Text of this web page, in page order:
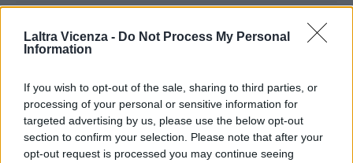
Laltra Vicenza - Do Not Process My Personal
Information
If you wish to opt-out of the sale, sharing to third parties, or
processing of your personal or sensitive information for
targeted advertising by us, please use the below opt-out
section to confirm your selection. Please note that after your
opt-out request is processed you may continue seeing
ARTICOLO PRECEDENTE
Teatro San Marco Vicenza:
ARTICOLO SUCCESSIVO
STAY CONNECTED